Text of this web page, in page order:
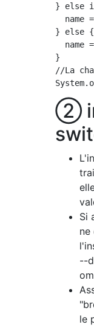
} else
name
} else {
name
}
//La
②
Si
ne
--
le